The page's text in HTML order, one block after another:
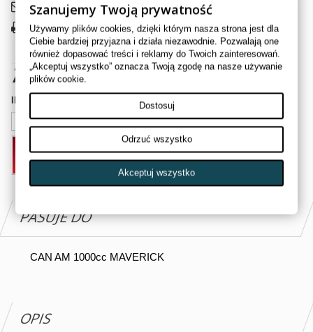
Wyślij do znajomego
Drukuj
774,00 złbrutto
DODAJ DO KOSZYKA
PASUJE DO
CAN AM 1000cc MAVERICK
OPIS
Szanujemy Twoją prywatność
Używamy plików cookies, dzięki którym nasza strona jest dla
Ciebie bardziej przyjazna i działa niezawodnie. Pozwalają one
również dopasować treści i reklamy do Twoich zainteresowań.
„Akceptuj wszystko” oznacza Twoją zgodę na nasze używanie
plików cookie.
Dostosuj
Odrzuć wszystko
Akceptuj wszystko